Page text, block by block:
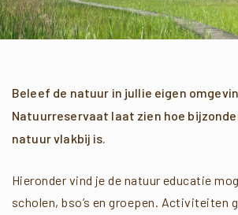
Beleef de natuur in jullie eigen
Natuurreservaat laat zien hoe
natuur vlakbij is.
Hieronder vind je de natuur educatie
scholen, bso’s en groepen. Activiteiten